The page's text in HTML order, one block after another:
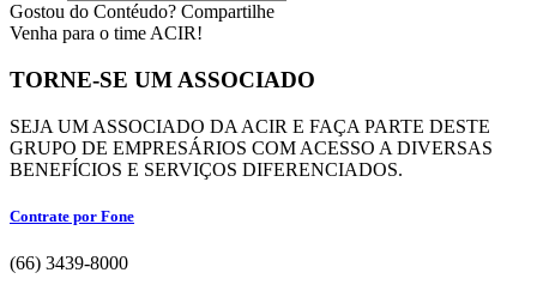
Gostou do Contéudo? Compartilhe
Venha para o time ACIR!
TORNE-SE UM ASSOCIADO
SEJA UM ASSOCIADO DA ACIR E FAÇA PARTE DESTE
GRUPO DE EMPRESÁRIOS COM ACESSO A DIVERSAS
BENEFÍCIOS E SERVIÇOS DIFERENCIADOS.
Contrate por Fone
(66) 3439-8000